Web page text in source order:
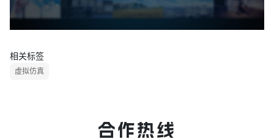
相关标签
虚拟仿真
合作热线